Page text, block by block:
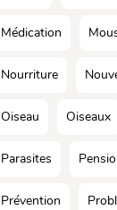
Médication
Nourriture
Oiseau Oiseaux
Parasites
Prévention